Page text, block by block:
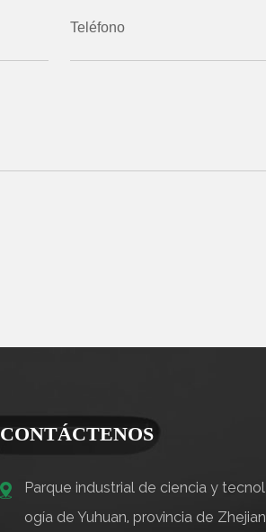
Teléfono
CONTÁCTENOS
Parque industrial de ciencia y tecnol
ogía de Yuhuan, provincia de Zhejian